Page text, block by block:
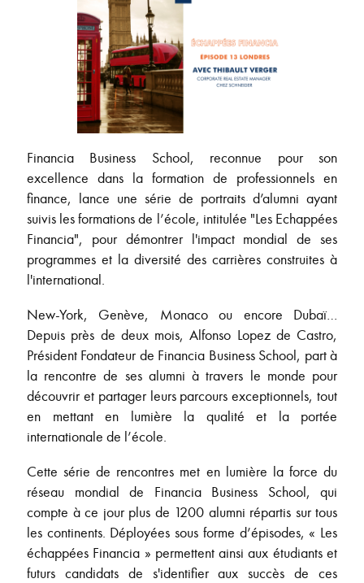
Financia Business School, reconnue pour son
excellence dans la formation de professionnels en
finance, lance une série de portraits d’alumni ayant
suivis les formations de l’école, intitulée "Les Echappées
Financia", pour démontrer l'impact mondial de ses
programmes et la diversité des carrières construites à
l'international.
New-York, Genève, Monaco ou encore Dubaï…
Depuis près de deux mois, Alfonso Lopez de Castro,
Président Fondateur de Financia Business School, part à
la rencontre de ses alumni à travers le monde pour
découvrir et partager leurs parcours exceptionnels, tout
en mettant en lumière la qualité et la portée
internationale de l’école.
Cette série de rencontres met en lumière la force du
réseau mondial de Financia Business School, qui
compte à ce jour plus de 1200 alumni répartis sur tous
les continents. Déployées sous forme d’épisodes, « Les
échappées Financia » permettent ainsi aux étudiants et
futurs candidats de s'identifier aux succès de ces